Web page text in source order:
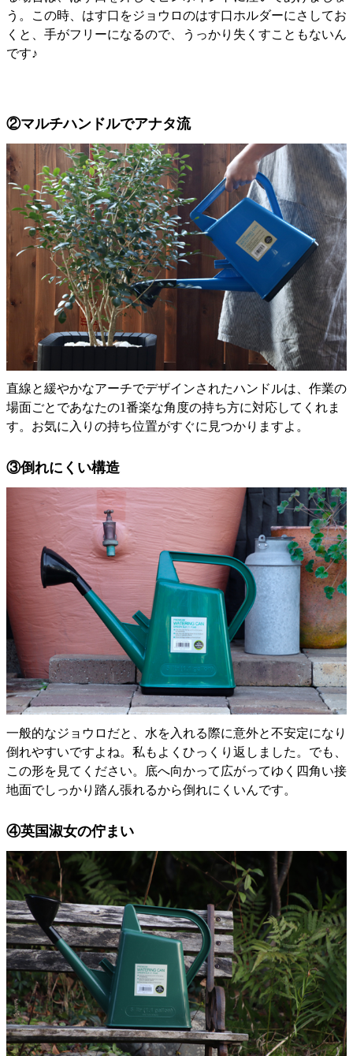
う。この時、はす口をジョウロのはす口ホルダーにさしてお
くと、手がフリーになるので、うっかり失くすこともないん
です♪
②マルチハンドルでアナタ流
直線と緩やかなアーチでデザインされたハンドルは、作業の
場面ごとであなたの1番楽な角度の持ち方に対応してくれま
す。お気に入りの持ち位置がすぐに見つかりますよ。
③倒れにくい構造
一般的なジョウロだと、水を入れる際に意外と不安定になり
倒れやすいですよね。私もよくひっくり返しました。でも、
この形を見てください。底へ向かって広がってゆく四角い接
地面でしっかり踏ん張れるから倒れにくいんです。
④英国淑女の佇まい